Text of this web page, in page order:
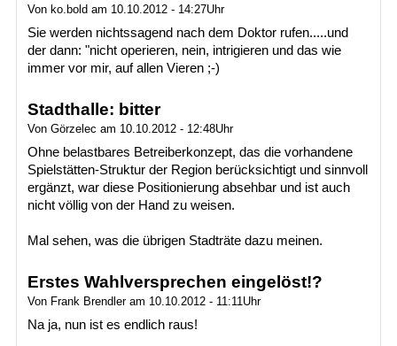
Von ko.bold am 10.10.2012 - 14:27Uhr
Sie werden nichtssagend nach dem Doktor rufen.....und
der dann: "nicht operieren, nein, intrigieren und das wie
immer vor mir, auf allen Vieren ;-)
Stadthalle: bitter
Von Görzelec am 10.10.2012 - 12:48Uhr
Ohne belastbares Betreiberkonzept, das die vorhandene
Spielstätten-Struktur der Region berücksichtigt und sinnvoll
ergänzt, war diese Positionierung absehbar und ist auch
nicht völlig von der Hand zu weisen.
Mal sehen, was die übrigen Stadträte dazu meinen.
Erstes Wahlversprechen eingelöst!?
Von Frank Brendler am 10.10.2012 - 11:11Uhr
Na ja, nun ist es endlich raus!